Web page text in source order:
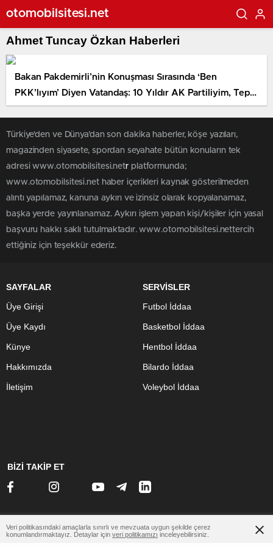
otomobilsitesi.net
Ahmet Tuncay Özkan Haberleri
Bakan Pakdemirli’nin Konuşması Sırasında ‘Ben
PKK’lıyım’ Diyen Vatandaş: 10 Yıldır AK Partiliyim, Tepki
Göstermek İstedim
Türkiye'den ve Dünya’dan son dakika haberler, köşe yazıları,
magazinden siyasete, spordan seyahate bütün konuların tek
adresi www.otomobilsitesi.netr platformunda;
www.otomobilsitesi.net haber içerikleri kaynak gösterilmeden
alıntı yapılamaz, kanuna aykırı ve izinsiz olarak kopyalanamaz,
başka yerde yayınlanamaz. Aykırı işlem yapan kişi/kişiler için yasal
başvuru hakkı saklı tutulmaktadır. www.otomobilsitesi.nettercih
ettiğiniz için teşekkür ederiz.
SAYFALAR
Üye Girişi
Üye Kaydı
Künye
Hakkımızda
İletişim
SERVİSLER
Futbol İddaa
Basketbol İddaa
Hentbol İddaa
Bilardo İddaa
Voleybol İddaa
BİZİ TAKİP ET
www.otomobilsitesi.net
Veri politikasındaki amaçlarla sınırlı ve mevzuata uygun şekilde çerez
konumlandırmaktayız. Detaylar için veri politikamızı inceleyebilirsiniz.